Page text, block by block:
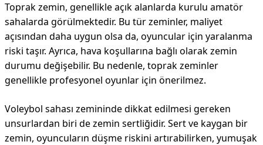
Toprak zemin, genellikle açık alanlarda kurulu amatör
sahalarda görülmektedir. Bu tür zeminler, maliyet
açısından daha uygun olsa da, oyuncular için yaralanma
riski taşır. Ayrıca, hava koşullarına bağlı olarak zemin
durumu değişebilir. Bu nedenle, toprak zeminler
genellikle profesyonel oyunlar için önerilmez.
Voleybol sahası zemininde dikkat edilmesi gereken
unsurlardan biri de zemin sertliğidir. Sert ve kaygan bir
zemin, oyuncuların düşme riskini artırabilirken, yumuşak